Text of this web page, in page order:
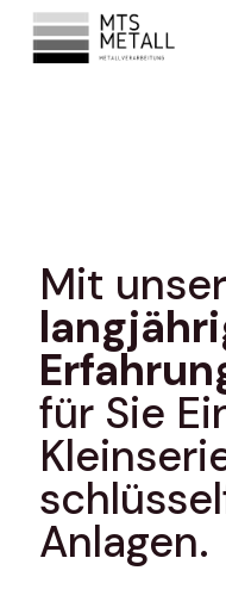
Mit
für Sie
Anlagen.